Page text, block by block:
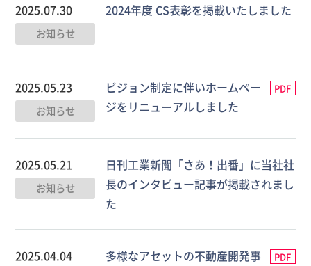
2025.07.30
お知らせ
2024年度 CS表彰を掲載いたしました
2025.05.23
お知らせ
ビジョン制定に伴いホームペー
ジをリニューアルしました
PDF
2025.05.21
お知らせ
日刊工業新聞「さあ！出番」に当社社
長のインタビュー記事が掲載されまし
た
2025.04.04
多様なアセットの不動産開発事
PDF